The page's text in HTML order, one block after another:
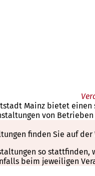
Mainz bietet
von
finden Sie auf
so
beim jeweiligen